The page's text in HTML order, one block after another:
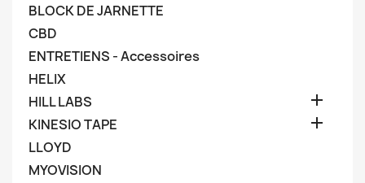
BLOCK DE JARNETTE
CBD
ENTRETIENS - Accessoires
HELIX
HILL LABS

KINESIO TAPE 
LLOYD
MYOVISION